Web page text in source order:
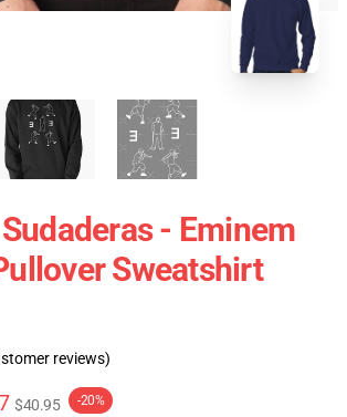
- Eminem
Sweatshirt
reviews)
$40.95 -20%